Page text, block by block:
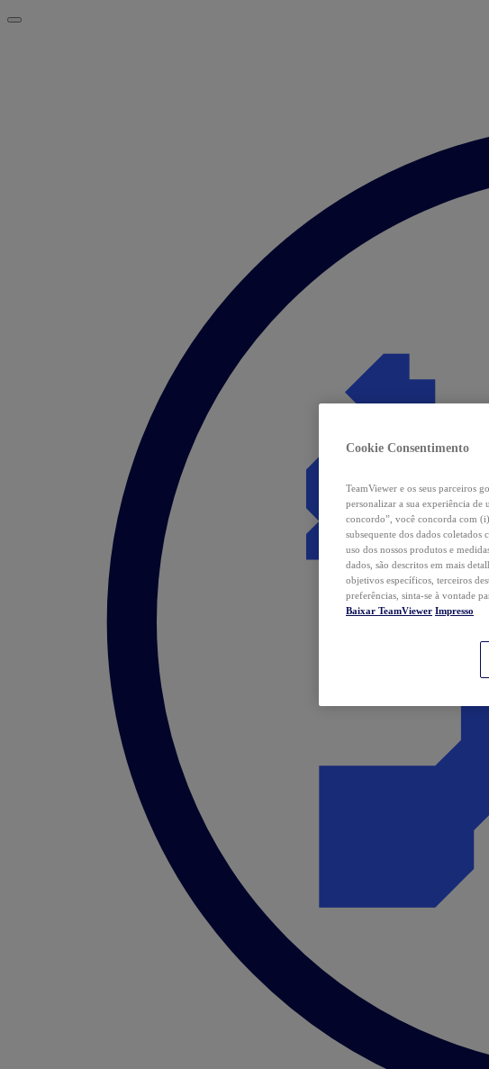
Cookie Consentimento
TeamViewer e os seus parceiros
personalizar a sua experiência de
concordo”, você concorda com
subsequente dos dados
uso dos nossos produtos e
dados, são descritos em mais
objetivos específicos, terceiros
preferências, sinta-se à vontade
Baixar TeamViewer Impresso